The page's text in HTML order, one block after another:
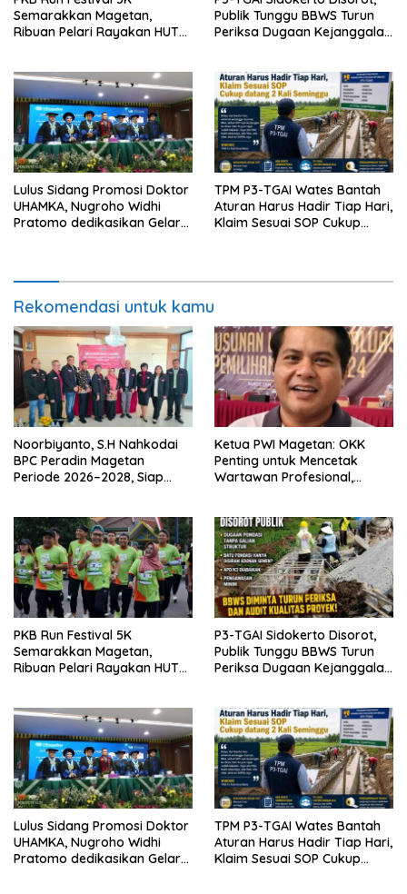
Semarakkan Magetan,
Ribuan Pelari Rayakan HUT
Publik Tunggu BBWS Turun
Periksa Dugaan Kejanggalan
Lulus Sidang Promosi Doktor
UHAMKA, Nugroho Widhi
Pratomo dedikasikan Gelar
TPM P3-TGAI Wates Bantah
Aturan Harus Hadir Tiap Hari,
Klaim Sesuai SOP Cukup
Rekomendasi untuk kamu
Noorbiyanto, S.H Nahkodai
BPC Peradin Magetan
Periode 2026–2028, Siap
Ketua PWI Magetan: OKK
Penting untuk Mencetak
Wartawan Profesional,
PKB Run Festival 5K
Semarakkan Magetan,
Ribuan Pelari Rayakan HUT
P3-TGAI Sidokerto Disorot,
Publik Tunggu BBWS Turun
Periksa Dugaan Kejanggalan
Lulus Sidang Promosi Doktor
UHAMKA, Nugroho Widhi
Pratomo dedikasikan Gelar
TPM P3-TGAI Wates Bantah
Aturan Harus Hadir Tiap Hari,
Klaim Sesuai SOP Cukup